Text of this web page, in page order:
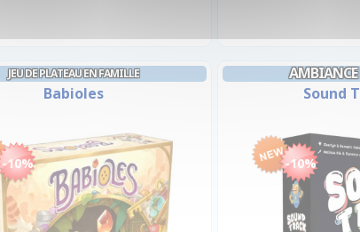
JEU DE PLATEAU EN FAMILLE
Babioles
-10%
AMBIANCE
Sound
-10%